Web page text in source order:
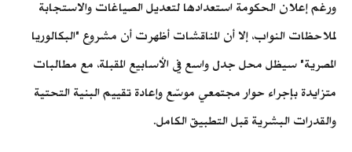
ورغم إعلان الحكومة استعدادها لتعديل الصياغات والاستجابة
لملاحظات النواب، إلا أن المناقشات أظهرت أن مشروع "البكالوريا
المصرية" سيظل محل جدل واسع في الأسابيع المقبلة، مع مطالبات
متزايدة بإجراء حوار مجتمعي موسّع وإعادة تقييم البنية التحتية
والقدرات البشرية قبل التطبيق الكامل.